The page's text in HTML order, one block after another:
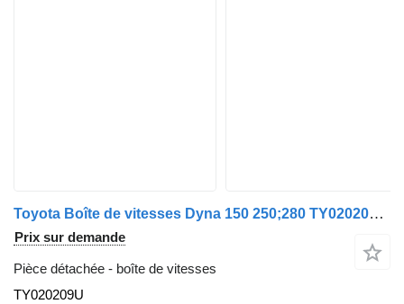
Toyota Boîte de vitesses Dyna 150 250;280 TY020209U pour automobile
Prix sur demande
Pièce détachée - boîte de vitesses
TY020209U